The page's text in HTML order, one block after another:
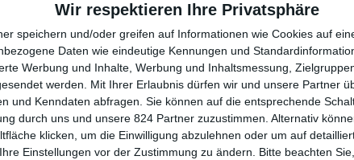
Wir respektieren Ihre Privatsphäre
speichern und/oder greifen auf Informationen wie Cookies auf
Daten wie eindeutige Kennungen und
Werbung und Inhalte, Werbung und Inhaltsmessung,
werden.
Mit Ihrer Erlaubnis dürfen wir und unsere Partner
und Kenndaten abfragen. Sie können auf die entsprechende
durch uns und unsere 824 Partner zuzustimmen. Alternativ
klicken, um die Einwilligung abzulehnen oder um auf
Einstellungen vor der Zustimmung zu ändern.
Bitte beachten
anderes übrig, als sich dem Druck zu unterwerfen
hört sich gut an, wird von wirtschaftsfreundlichen
Milch sind die Folgen jedoch eher befremdlich, wenn
auf Hochleistung hin gezüchtet, dass ihre
Männliche Nachkommen werden, vergleichbar
die geben ja keine Milch, eine Haltung von Bullen ist
hat sich etwas getan. Wo früher noch Betriebe mit 35